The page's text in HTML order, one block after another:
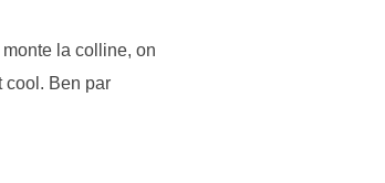
la colline, on
cool. Ben par